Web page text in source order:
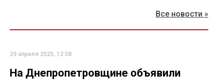
Все новости »
29 апреля 2025, 12:58
На Днепропетровщине объявили